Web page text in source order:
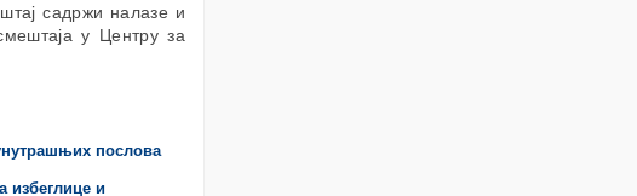
садржи налазе и
у Центру за
послова
избеглице и